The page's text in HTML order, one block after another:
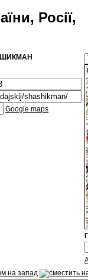
Росії,
Google maps